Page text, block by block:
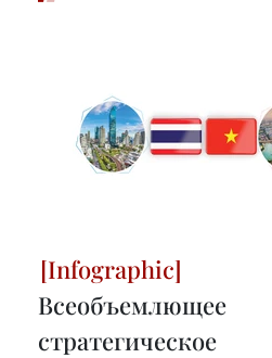
Всеобъемлющее
стратегическое